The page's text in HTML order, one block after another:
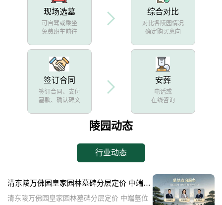
现场选墓
可自驾或乘坐
免费班车前往
综合对比
对比各陵园情况
确定购买意向
签订合同
签订合同、支付
墓款、确认碑文
安葬
电话或
在线咨询
陵园动态
行业动态
清东陵万佛园皇家园林墓碑分层定价 中端墓位限时大额让利详解及优惠活动
清东陵万佛园皇家园林墓碑分层定价 中端墓位